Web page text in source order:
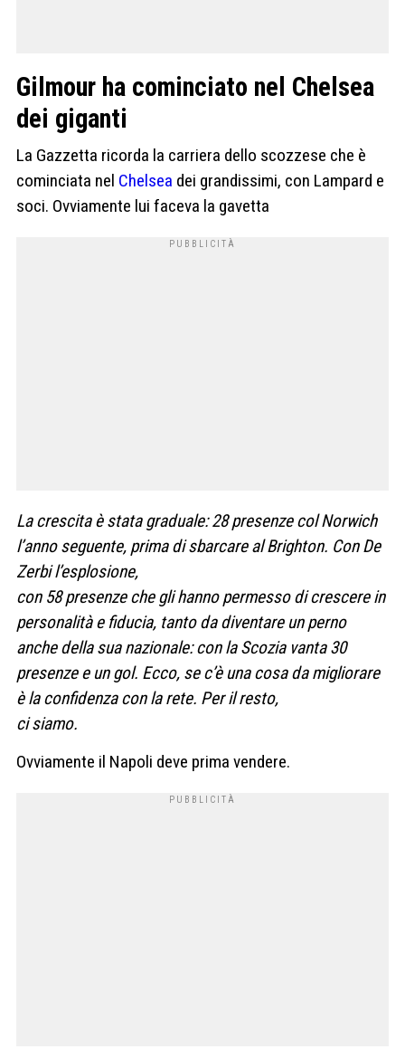
Gilmour ha cominciato nel Chelsea
dei giganti
La Gazzetta ricorda la carriera dello scozzese che è
cominciata nel Chelsea dei grandissimi, con Lampard e
soci. Ovviamente lui faceva la gavetta
La crescita è stata graduale: 28 presenze col Norwich
l’anno seguente, prima di sbarcare al Brighton. Con De
Zerbi l’esplosione,
con 58 presenze che gli hanno permesso di crescere in
personalità e fiducia, tanto da diventare un perno
anche della sua nazionale: con la Scozia vanta 30
presenze e un gol. Ecco, se c’è una cosa da migliorare
è la confidenza con la rete. Per il resto,
ci siamo.
Ovviamente il Napoli deve prima vendere.